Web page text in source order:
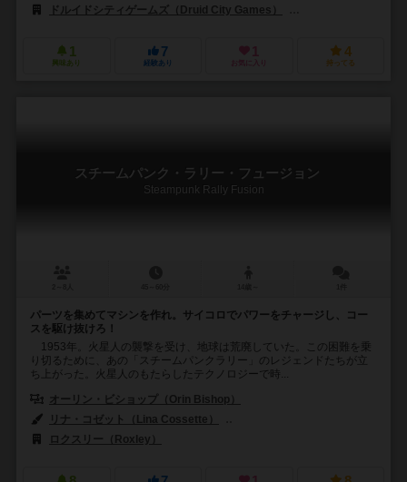
ドルイドシティゲームズ（Druid City Games）
1
興味あり
7
経験あり
1
お気に入り
4
持ってる
スチームパンク・ラリー・フュージョン
Steampunk Rally Fusion
パーツを集めてマシンを作れ。サイコロでパワーをチャージし、コー
スを駆け抜けろ！
1953年。火星人の襲撃を受け、地球は荒廃していた。この困難を乗
り切るために、あの「スチームパンクラリー」のレジェンドたちが立
ち上がった。火星人のもたらしたテクノロジーで時...
オーリン・ビショップ（Orin Bishop）
リナ・コゼット（Lina Cossette）
ロクスリー（Roxley）